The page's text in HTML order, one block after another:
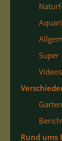
Super
Rund ums